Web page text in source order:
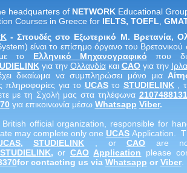
headquarters of NETWORKEducational
Courses in Greece for IELTS, TOEFL GMA
- Σπουδές στο Εξωτερικό Μ. Βρετανία,
είναι το επίσημο όργανο του
με το Ελληνικό Μηχανογραφικό που
για την Ολλανδίακαι CAO για την
δικαίωμα να συμπληρώσει μόνο μια
πληροφορίες για το UCASτο STUDIELINK
,
με τη Σχολή μας στα τηλέφωνα 2107488131
για επικοινωνία μέσω Whatsapp Viber.
official organization, responsible for
may complete only one UCAS Application.
S,STUDIELINK , orCAO are
STUDIELINK,or CAO Application please
for contacting us via Whatsapp orViber.